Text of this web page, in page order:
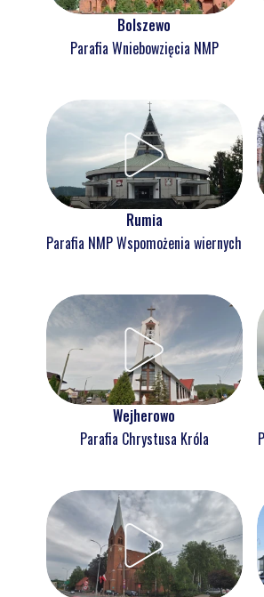
Bolszewo
Parafia Wniebowzięcia NMP
Rumia
Parafia NMP Wspomożenia wiernych
Wejherowo
Parafia Chrystusa Króla